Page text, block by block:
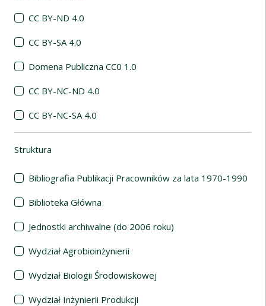
CC BY-ND 4.0
CC BY-SA 4.0
Domena Publiczna CC0 1.0
CC BY-NC-ND 4.0
CC BY-NC-SA 4.0
Struktura
Bibliografia Publikacji Pracowników za lata 1970-1990
Biblioteka Główna
Jednostki archiwalne (do 2006 roku)
Wydział Agrobioinżynierii
Wydział Biologii Środowiskowej
Wydział Inżynierii Produkcji